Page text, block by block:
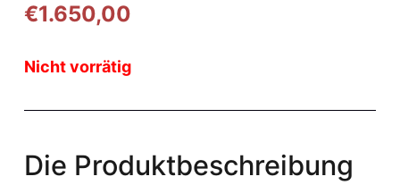
€1.650,00
Nicht vorrätig
Die Produktbeschreibung